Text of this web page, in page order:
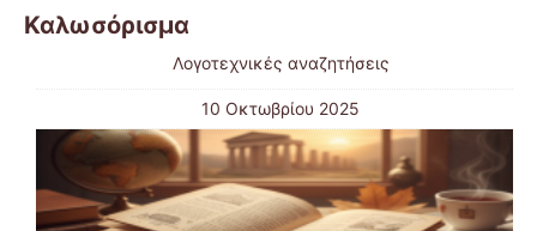
Καλωσόρισμα
Λογοτεχνικές αναζητήσεις
10 Οκτωβρίου 2025